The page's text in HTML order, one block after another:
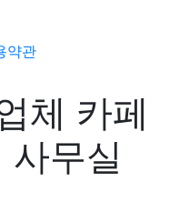
약관
체 카페
사무실